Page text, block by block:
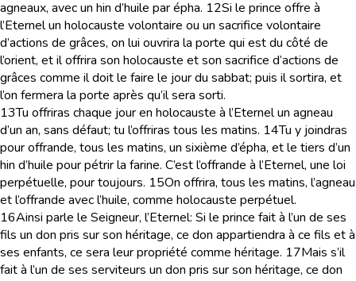
agneaux, avec un hin d’huile par épha. 12Si le prince offre à
l’Eternel un holocauste volontaire ou un sacrifice volontaire
d’actions de grâces, on lui ouvrira la porte qui est du côté de
l’orient, et il offrira son holocauste et son sacrifice d’actions de
grâces comme il doit le faire le jour du sabbat; puis il sortira, et
l’on fermera la porte après qu’il sera sorti.
13Tu offriras chaque jour en holocauste à l’Eternel un agneau
d’un an, sans défaut; tu l’offriras tous les matins. 14Tu y joindras
pour offrande, tous les matins, un sixième d’épha, et le tiers d’un
hin d’huile pour pétrir la farine. C’est l’offrande à l’Eternel, une loi
perpétuelle, pour toujours. 15On offrira, tous les matins, l’agneau
et l’offrande avec l’huile, comme holocauste perpétuel.
16Ainsi parle le Seigneur, l’Eternel: Si le prince fait à l’un de ses
fils un don pris sur son héritage, ce don appartiendra à ce fils et à
ses enfants, ce sera leur propriété comme héritage. 17Mais s’il
fait à l’un de ses serviteurs un don pris sur son héritage, ce don